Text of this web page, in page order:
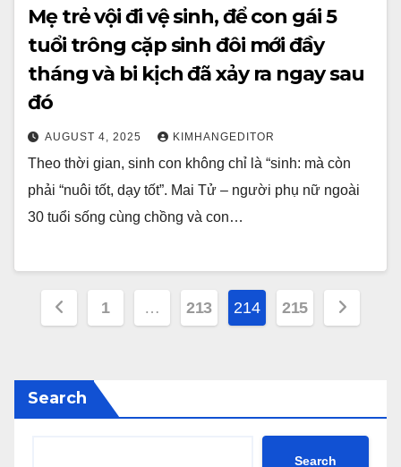
Mẹ trẻ vội đi vệ sinh, để con gái 5
tuổi trông cặp sinh đôi mới đầy
tháng và bi kịch đã xảy ra ngay sau
đó
AUGUST 4, 2025 KIMHANGEDITOR
Theo thời gian, sinh con không chỉ là “sinh: mà còn
phải “nuôi tốt, dạy tốt”. Mai Tử – người phụ nữ ngoài
30 tuổi sống cùng chồng và con…
Posts
1 … 213 214 215
Search
Search